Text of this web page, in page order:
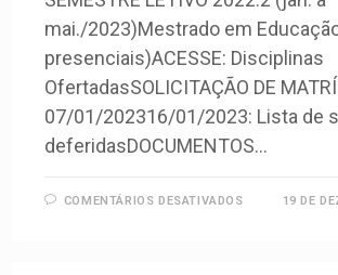
mai./2023)Mestrado em
presenciais)ACESSE: Disciplinas
OfertadasSOLICITAÇÃO DE
07/01/202316/01/2023: Lista de
deferidasDOCUMENTOS…
COMENTÁRIOS DESATIVADOS 19 DE